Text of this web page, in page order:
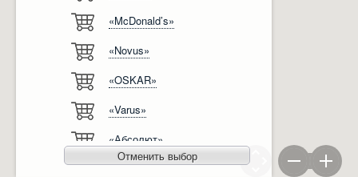
Модернізація
«McDonald’s»
«Novus»
«OSKAR»
«Varus»
«Абсолют»
«Агро-Овен»
Отменить выбор